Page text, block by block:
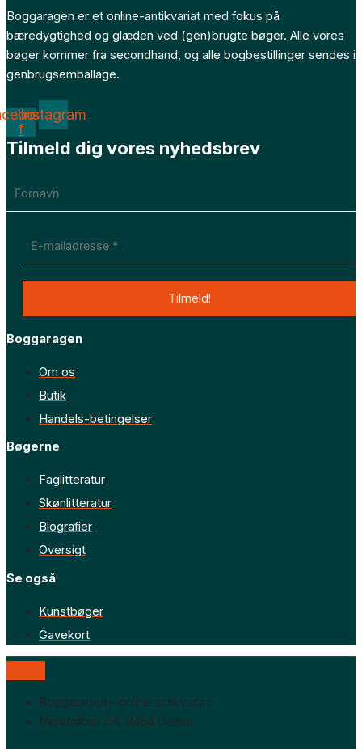
Boggaragen er et online-antikvariat med fokus på
bæredygtighed og glæden ved (gen)brugte bøger. Alle vores
bøger kommer fra secondhand, og alle bogbestillinger sendes i
genbrugsemballage.
f
Instagram
Tilmeld dig vores nyhedsbrev
Boggaragen
Om os
Butik
Handels-betingelser
Bøgerne
Faglitteratur
Skønlitteratur
Biografier
Oversigt
Se også
Kunstbøger
Gavekort
Boggaragen – online antikvariat
Marktoften 7H, 8464 Galten